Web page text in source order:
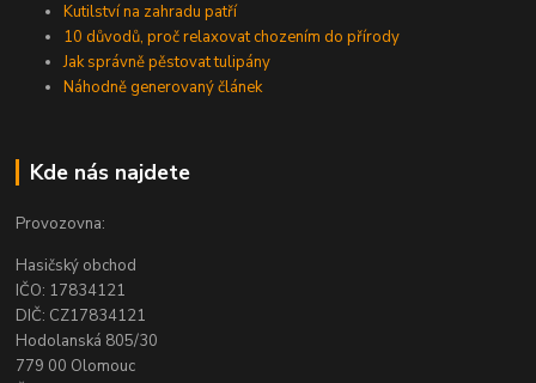
Kutilství na zahradu patří
10 důvodů, proč relaxovat chozením do přírody
Jak správně pěstovat tulipány
Náhodně generovaný článek
Kde nás najdete
Provozovna:
Hasičský obchod
IČO: 17834121
DIČ: CZ17834121
Hodolanská 805/30
779 00 Olomouc